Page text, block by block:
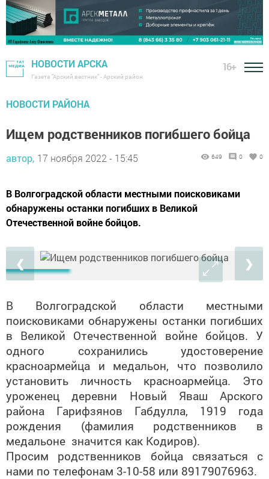
НОВОСТИ АРСКА
Газета "Арский вестник" - Арский район
16+
НОВОСТИ РАЙОНА
Ищем родственников погибшего бойца
автор, 17 ноября 2022 - 15:45 649 0 0
В Волгоградской области местными поисковиками
обнаружены останки погибших в Великой
Отечественной войне бойцов.
❮ ❯
В Волгоградской области местными
поисковиками обнаружены останки погибших
в Великой Отечественной войне бойцов. У
одного сохранились удостоверение
красноармейца и медальон, что позволило
установить личность красноармейца. Это
уроженец деревни Новый Яваш Арского
района Гарифзянов Габдулла, 1919 года
рождения (фамилия родственников в
медальоне значится как Кодиров).
Просим родственников бойца связаться с
нами по телефонам 3-10-58 или 89179076963.